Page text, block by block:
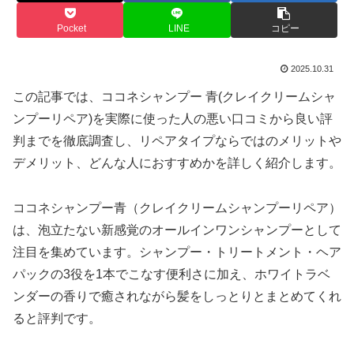
Pocket LINE コピー
2025.10.31
この記事では、ココネシャンプー 青(クレイクリームシャ
ンプーリペア)を実際に使った人の悪い口コミから良い評
判までを徹底調査し、リペアタイプならではのメリットや
デメリット、どんな人におすすめかを詳しく紹介します。
ココネシャンプー青（クレイクリームシャンプーリペア）
は、泡立たない新感覚のオールインワンシャンプーとして
注目を集めています。シャンプー・トリートメント・ヘア
パックの3役を1本でこなす便利さに加え、ホワイトラベ
ンダーの香りで癒されながら髪をしっとりとまとめてくれ
ると評判です。